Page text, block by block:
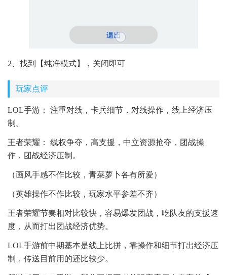
2、找到【纯净模式】，关闭即可
玩家点评
LOL手游： 注重对线，卡兵细节，对线操作，线上经济压
制。
王者荣耀： 线权争夺，高支援，中立资源抢夺，团战操
作，团战经济压制。
（画风手感不作比较，青菜萝卜各有所爱）
（英雄操作不作比较，玩家水平参差不齐）
王者荣耀节奏相对比较快，容易爆发团战，吃队友的支援速
度，从而打出团战经济优势。
LOL手游前中期基本是线上比拼，靠操作和细节打出经济压
制，传送目前用的还比较少。